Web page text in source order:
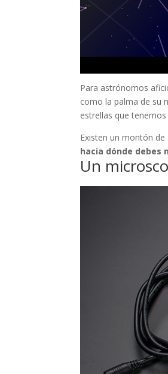
Para astrónomos
como la palma de su
estrellas que
Existen un montón
hacia dónde debes
Un